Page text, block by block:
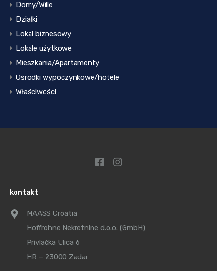
Domy/Wille
Działki
Lokal biznesowy
Lokale użytkowe
Mieszkania/Apartamenty
Ośrodki wypoczynkowe/hotele
Właściwości
kontakt
MAASS Croatia
Hoffrohne Nekretnine d.o.o. (GmbH)
Privlačka Ulica 6
HR – 23000 Zadar